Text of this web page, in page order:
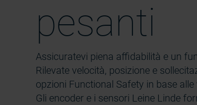
pesanti
Assicuratevi piena affidabilità e un
Rilevate velocità, posizione e
opzioni Functional Safety in base alle
Gli encoder e i sensori Leine Linde